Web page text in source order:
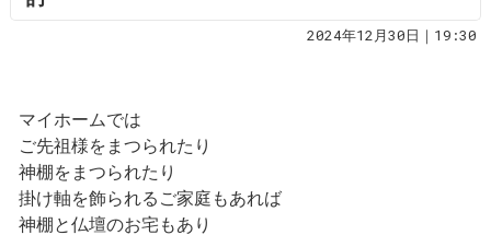
2024年12月30日｜19:30
マイホームでは
ご先祖様をまつられたり
神棚をまつられたり
掛け軸を飾られるご家庭もあれば
神棚と仏壇のお宅もあり